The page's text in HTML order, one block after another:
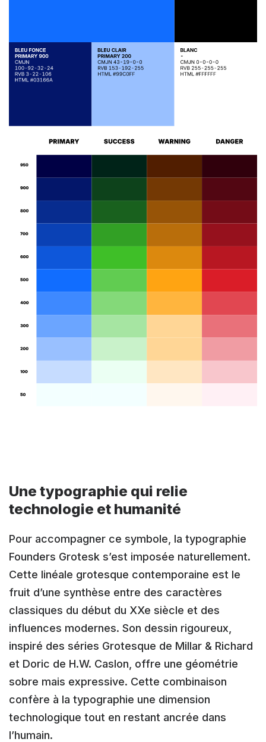
Une typographie qui relie
technologie et humanité
Pour accompagner ce symbole, la typographie
Founders Grotesk s’est imposée naturellement.
Cette linéale grotesque contemporaine est le
fruit d’une synthèse entre des caractères
classiques du début du XXe siècle et des
influences modernes. Son dessin rigoureux,
inspiré des séries Grotesque de Millar & Richard
et Doric de H.W. Caslon, offre une géométrie
sobre mais expressive. Cette combinaison
confère à la typographie une dimension
technologique tout en restant ancrée dans
l’humain.